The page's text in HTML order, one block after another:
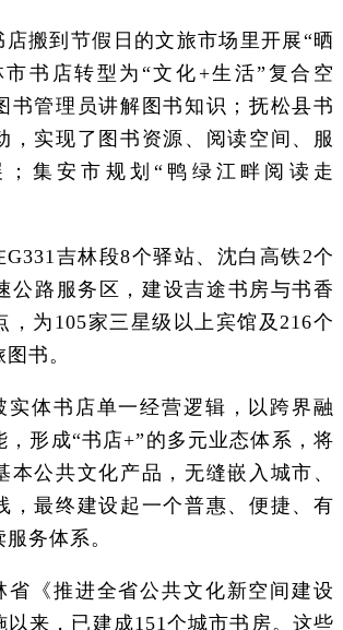
店搬到节假日的文旅市场里开展“晒
市书店转型为“文化+生活”复合空
书管理员讲解图书知识；抚松县书
，实现了图书资源、阅读空间、服
集安市规划“鸭绿江畔阅读走
G331吉林段8个驿站、沈白高铁2个
公路服务区，建设吉途书房与书香
，为105家三星级以上宾馆及216个
书。
实体书店单一经营逻辑，以跨界融
，形成“书店+”的多元业态体系，将
本公共文化产品，无缝嵌入城市、
，最终建设起一个普惠、便捷、有
务体系。
省《推进全省公共文化新空间建设
以来，已建成151个城市书房。这些